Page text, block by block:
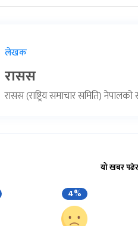
लेखक
रासस
रासस (राष्ट्रिय समाचार समिति)
यो खबर
4%